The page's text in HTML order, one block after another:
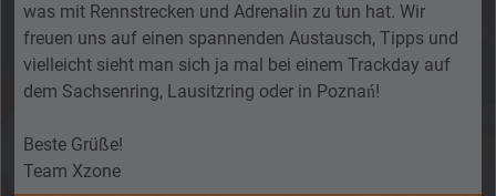
was mit Rennstrecken und Adrenalin zu tun hat. Wir
freuen uns auf einen spannenden Austausch, Tipps und
vielleicht sieht man sich ja mal bei einem Trackday auf
dem Sachsenring, Lausitzring oder in Poznań!
Beste Grüße!
Team Xzone